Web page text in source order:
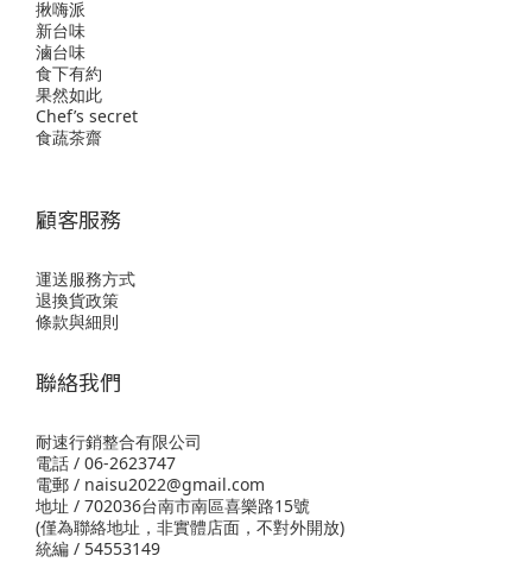
揪嗨派
新台味
滷台味
食下有約
果然如此
Chef’s secret
食蔬茶齋
顧客服務
運送服務方式
退換貨政策
條款與細則
聯絡我們
耐速行銷整合有限公司
電話 / 06-2623747
電郵 / naisu2022@gmail.com
地址 / 702036台南市南區喜樂路15號
(僅為聯絡地址，非實體店面，不對外開放)
統編 / 54553149